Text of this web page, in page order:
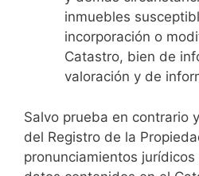
inmuebles
incorporación o
Catastro, bien de
valoración y de
Salvo prueba en contrario
del Registro de la
pronunciamientos